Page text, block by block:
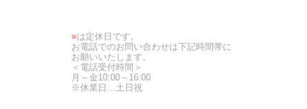
■は定休日です。
お電話でのお問い合わせは下記時間帯に
お願いいたします。
＜電話受付時間＞
月～金10:00～16:00
※休業日…土日祝